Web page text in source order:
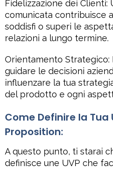
Fidelizzazione dei Clienti:
comunicata contribuisce
soddisfi o superi le
relazioni a lungo termine.
Orientamento Strategico:
guidare le decisioni
influenzare la tua
del prodotto e ogni
Come Definire la Tua
Proposition:
A questo punto, ti starai
definisce une UVP che